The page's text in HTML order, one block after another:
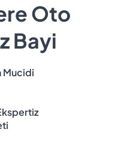
Oto
Bayi
Mucidi